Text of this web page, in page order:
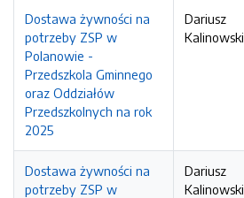
Dostawa żywności na
potrzeby ZSP w
Polanowie -
Przedszkola Gminnego
oraz Oddziałów
Przedszkolnych na rok
2025
Dariusz
Kalinowski
Dostawa żywności na
potrzeby ZSP w
Dariusz
Kalinowski